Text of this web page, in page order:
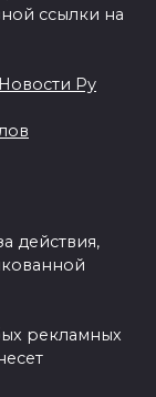
ссылки на
Ру
действия,
рекламных